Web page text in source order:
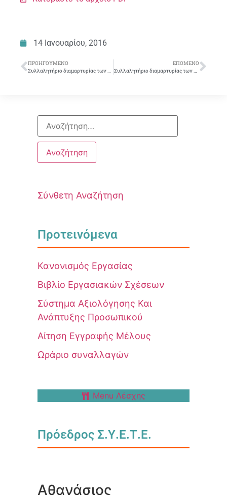
14 Ιανουαρίου, 2016
ΠΡΟΗΓΟΎΜΕΝΟ
Συλλαλητήριο διαμαρτυρίας των συνδικάτων Σάββατο 16/1/2016 ενάντια στο Ασφαλιστικό σχέδιο της Κυβέρνησης
ΕΠΌΜΕΝΟ
Συλλαλητήριο διαμαρτυρίας των συνδικάτων Σάββατο 16/1/2016 ενάντια στο Ασφαλιστικό σχέδιο της Κυβέρνησης
Σύνθετη Αναζήτηση
Προτεινόμενα
Κανονισμός Εργασίας
Βιβλίο Εργασιακών Σχέσεων
Σύστημα Αξιολόγησης Και
Ανάπτυξης Προσωπικού
Αίτηση Εγγραφής Μέλους
Ωράριο συναλλαγών
Menu Λέσχης
Πρόεδρος Σ.Υ.Ε.Τ.Ε.
Αθανάσιος